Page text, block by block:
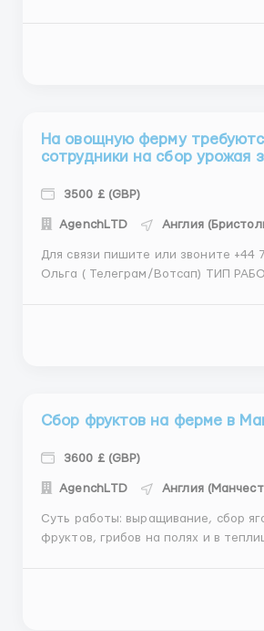
На овощную ферму
сотрудники на сбор урожая
3500 £ (GBP)
АgеnchLТD Англия
Для связи пишите или звоните +44
Ольга ( Телеграм/Вотсап) ТИП РАБОТЫ: - Посадка и
стоять и часто сгибаться — эти
Сбор фруктов на ферме в
3600 £ (GBP)
АgеnchLТD Англия
Суть работы: выращивание, сбор ягод, овощей,
фруктов, грибов на полях и в теплицах